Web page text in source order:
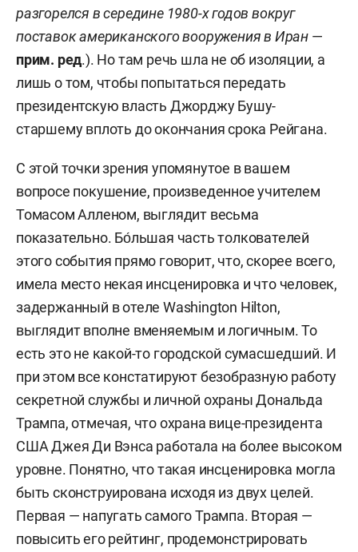
разгорелся в середине 1980-х годов вокруг
поставок американского вооружения в Иран —
прим. ред.). Но там речь шла не об изоляции, а
лишь о том, чтобы попытаться передать
президентскую власть Джорджу Бушу-
старшему вплоть до окончания срока Рейгана.
С этой точки зрения упомянутое в вашем
вопросе покушение, произведенное учителем
Томасом Алленом, выглядит весьма
показательно. Бо́льшая часть толкователей
этого события прямо говорит, что, скорее всего,
имела место некая инсценировка и что человек,
задержанный в отеле Washington Hilton,
выглядит вполне вменяемым и логичным. То
есть это не какой-то городской сумасшедший. И
при этом все констатируют безобразную работу
секретной службы и личной охраны Дональда
Трампа, отмечая, что охрана вице-президента
США Джея Ди Вэнса работала на более высоком
уровне. Понятно, что такая инсценировка могла
быть сконструирована исходя из двух целей.
Первая — напугать самого Трампа. Вторая —
повысить его рейтинг, продемонстрировать